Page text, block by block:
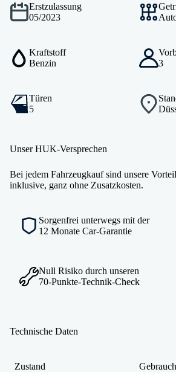
Erstzulassung
05/2023
Kraftstoff
Benzin
3
Türen
5
Unser HUK-Versprechen
Bei jedem Fahrzeugkauf sind unsere
inklusive, ganz ohne Zusatzkosten.
Sorgenfrei unterwegs mit der
12 Monate Car-Garantie
Null Risiko durch unseren
70-Punkte-Technik-Check
Technische Daten
Zustand